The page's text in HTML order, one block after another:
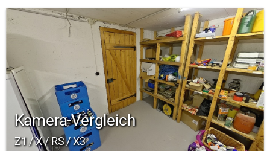
Kamera-Vergleich
Z1 / X / RS / X3